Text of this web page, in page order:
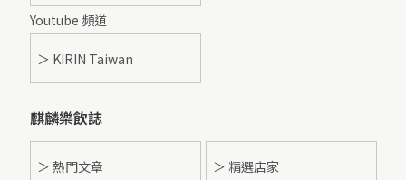
Youtube 頻道
＞ KIRIN Taiwan
麒麟樂飲誌
＞ 熱門文章 ＞ 精選店家